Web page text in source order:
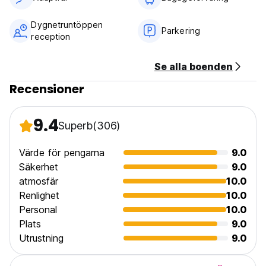
Minimiålder -18 år (Auto-translated from original language)
Dygnetruntöppen
reception
Parkering
Se alla boenden
Recensioner
9.4Superb(306)
Värde för pengarna
9.0
Säkerhet
9.0
atmosfär
10.0
Renlighet
10.0
Personal
10.0
Plats
9.0
Utrustning
9.0